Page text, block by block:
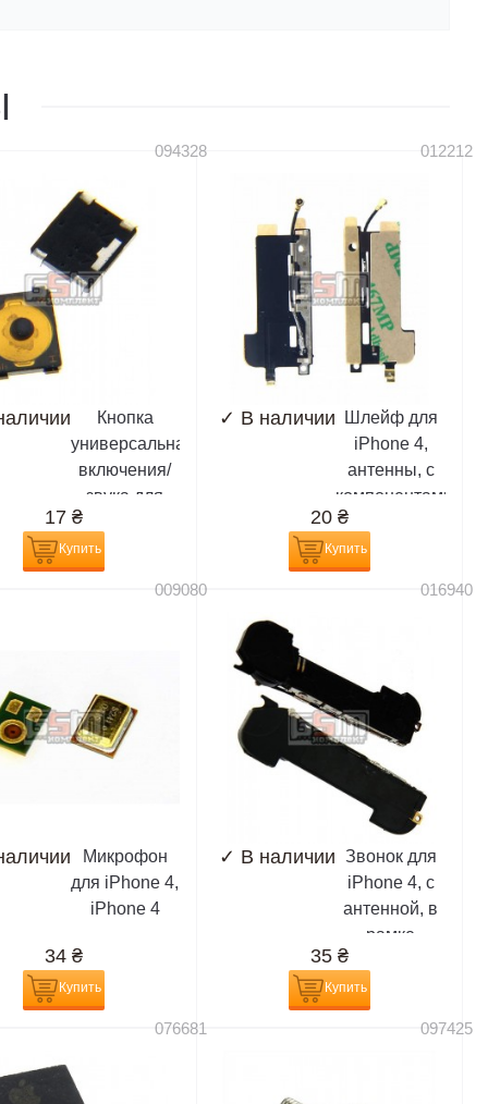
094328
Кнопка
универсальная
включения/
звука для
iPhone 4S;
Nokia 5310,
625 Lumia
17₴
Купить
012212
✓ В наличии
Шлейф для
iPhone 4,
антенны, с
компонентами
20₴
Купить
009080
Микрофон
для iPhone 4,
iPhone 4
34₴
Купить
016940
✓ В наличии Звонок для
iPhone 4, с
антенной, в
рамке
35₴
Купить
076681 097425